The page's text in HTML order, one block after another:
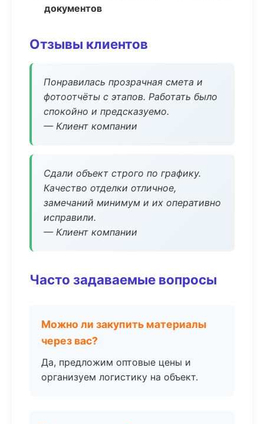
документов
Отзывы клиентов
Понравилась прозрачная смета и
фотоотчёты с этапов. Работать было
спокойно и предсказуемо.
— Клиент компании
Сдали объект строго по графику.
Качество отделки отличное,
замечаний минимум и их оперативно
исправили.
— Клиент компании
Часто задаваемые вопросы
Можно ли закупить материалы
через вас?
Да, предложим оптовые цены и
организуем логистику на объект.